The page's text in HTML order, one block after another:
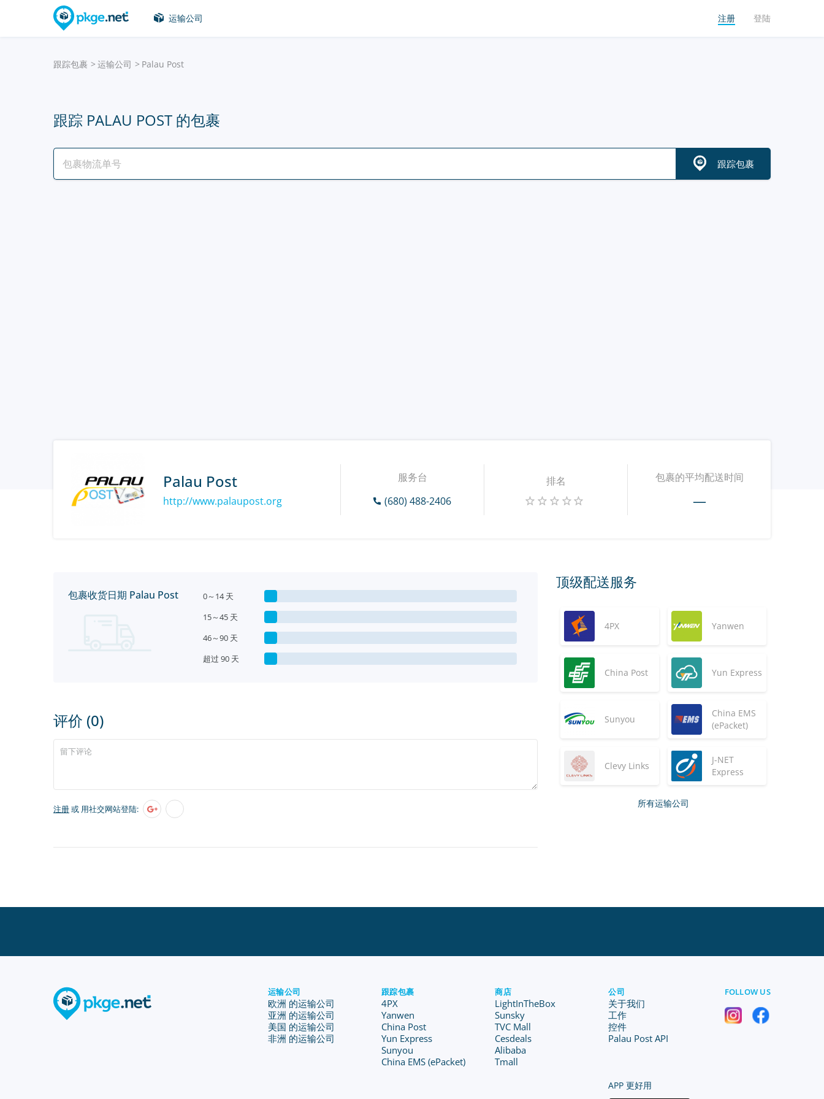
运输公司 注册 登陆
跟踪包裹 运输公司 Palau Post
跟踪 PALAU POST 的包裹
跟踪包裹
Palau Post
http://www.palaupost.org
服务台
(680) 488-2406
排名 包裹的平均配送时间
—
包裹收货日期 Palau Post
0～14 天
15～45 天
46～90 天
超过 90 天
评价 (0)
注册或 用社交网站登陆:
顶级配送服务
4PX Yanwen
China Post Yun Express
Sunyou
China EMS
(ePacket)
Clevy Links
J-NET
Express
所有运输公司
运输公司
欧洲 的运输公司
亚洲 的运输公司
美国 的运输公司
非洲 的运输公司
跟踪包裹
4PX
Yanwen
China Post
Yun Express
Sunyou
China EMS (ePacket)
商店
LightInTheBox
Sunsky
TVC Mall
Cesdeals
Alibaba
Tmall
公司
关于我们
工作
控件
Palau Post API
FOLLOW US
APP 更好用